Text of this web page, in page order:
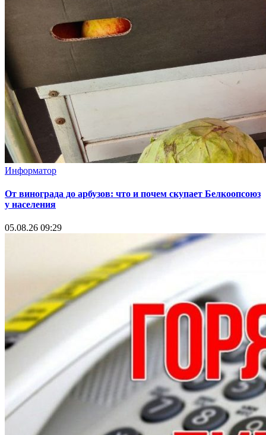
Информатор
От винограда до арбузов: что и почем скупает Белкоопсоюз
у населения
05.08.26 09:29